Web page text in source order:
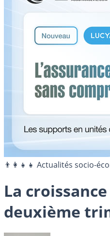
👨‍👩‍👧‍👧 Actualités socio-
La
deuxième